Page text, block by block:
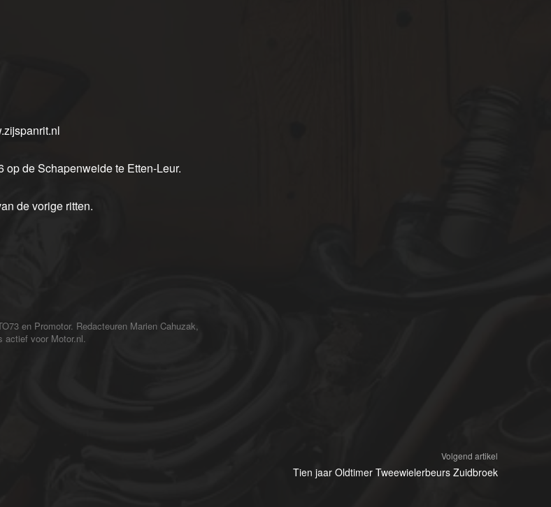
de Schapenweide te Etten-Leur.
de vorige ritten.
en Promotor. Redacteuren Marien Cahuzak,
actief voor Motor.nl.
Volgend artikel
Tien jaar Oldtimer Tweewielerbeurs Zuidbroek